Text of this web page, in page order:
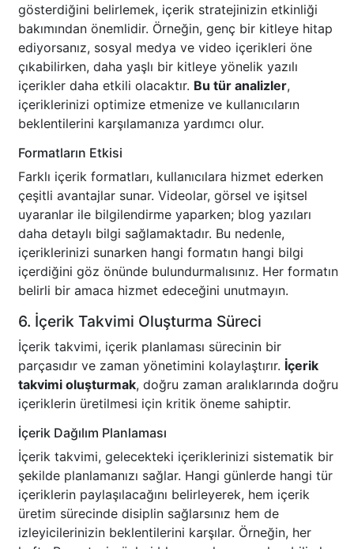
gösterdiğini belirlemek, içerik stratejinizin etkinliği
bakımından önemlidir. Örneğin, genç bir kitleye hitap
ediyorsanız, sosyal medya ve video içerikleri öne
çıkabilirken, daha yaşlı bir kitleye yönelik yazılı
içerikler daha etkili olacaktır. Bu tür analizler,
içeriklerinizi optimize etmenize ve kullanıcıların
beklentilerini karşılamanıza yardımcı olur.
Formatların Etkisi
Farklı içerik formatları, kullanıcılara hizmet ederken
çeşitli avantajlar sunar. Videolar, görsel ve işitsel
uyaranlar ile bilgilendirme yaparken; blog yazıları
daha detaylı bilgi sağlamaktadır. Bu nedenle,
içeriklerinizi sunarken hangi formatın hangi bilgi
içerdiğini göz önünde bulundurmalısınız. Her formatın
belirli bir amaca hizmet edeceğini unutmayın.
6. İçerik Takvimi Oluşturma Süreci
İçerik takvimi, içerik planlaması sürecinin bir
parçasıdır ve zaman yönetimini kolaylaştırır. İçerik
takvimi oluşturmak, doğru zaman aralıklarında doğru
içeriklerin üretilmesi için kritik öneme sahiptir.
İçerik Dağılım Planlaması
İçerik takvimi, gelecekteki içeriklerinizi sistematik bir
şekilde planlamanızı sağlar. Hangi günlerde hangi tür
içeriklerin paylaşılacağını belirleyerek, hem içerik
üretim sürecinde disiplin sağlarsınız hem de
izleyicilerinizin beklentilerini karşılar. Örneğin, her